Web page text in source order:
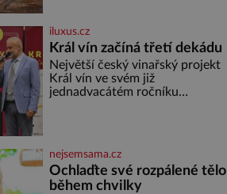
dobyvatelské hordy zastavit. Co
nedokáže žádná z asijských říší,
co nedokážou Němci – to
dokáže český král. Nebo že by
ne? Mongolové od roku 1223
postupují podél Kaspického a
iluxus.cz
Král vín začíná třetí dekádu
Největší český vinařský projekt
Král vín ve svém již
jednadvacátém ročníku
nejsemsama.cz
Ochlaďte své rozpálené tělo
během chvilky